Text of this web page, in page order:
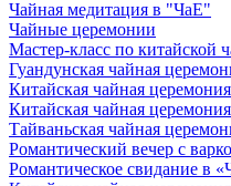
Чайная медитация в "ЧаЕ"
Чайные церемонии
Мастер-класс по китайской
Гуандунская чайная
Китайская чайная
Китайская чайная
Тайваньская чайная
Романтический вечер с
Романтическое свидание в